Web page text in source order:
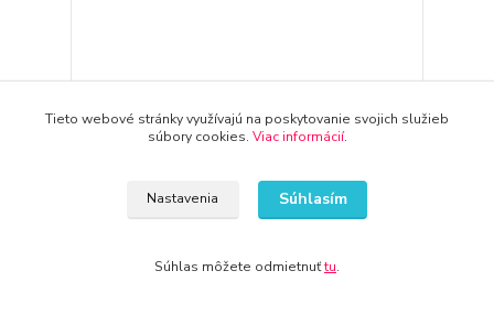
11,45 €
Pridať do košíka
Tieto webové stránky využívajú na poskytovanie svojich služieb
súbory cookies. Viac informácií.
Nastavenia Súhlasím
Súhlas môžete odmietnuťtu.